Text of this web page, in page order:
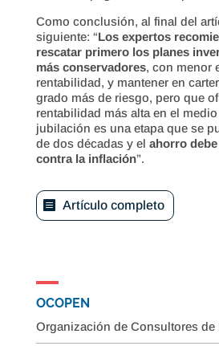
Como conclusión, al final del
siguiente: “Los expertos
rescatar primero los planes
más conservadores, con menor
rentabilidad, y mantener en
grado más de riesgo, pero que
rentabilidad más alta en el
jubilación es una etapa que se
de dos décadas y el ahorro
contra la inflación”.
Artículo completo
OCOPEN
Organización de Consultores de